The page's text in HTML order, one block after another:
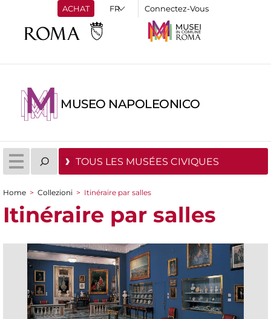
ACHAT Connectez-Vous
MUSEO NAPOLEONICO
TOUS LES MUSÉES CIVIQUES
You are here
Home > Collezioni > Itinéraire par salles
Itinéraire par salles